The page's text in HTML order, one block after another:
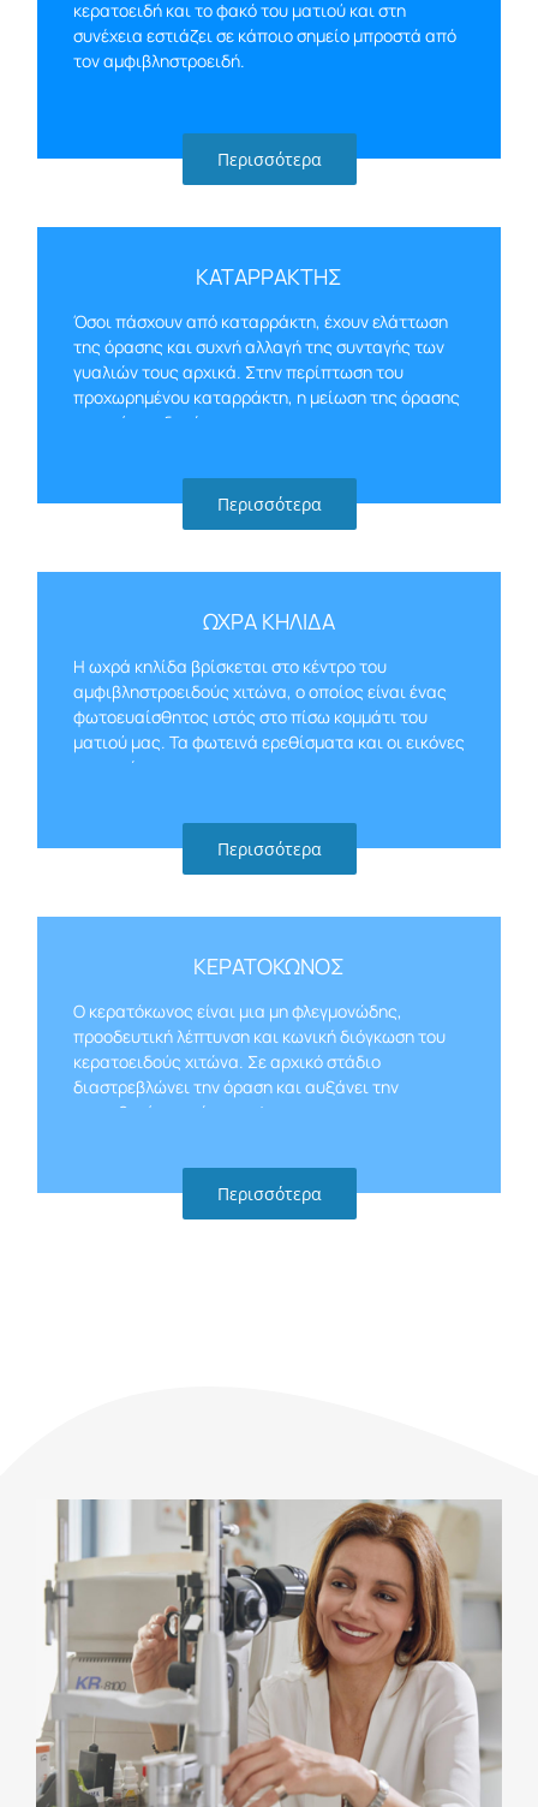
κερατοειδή και το φακό του ματιού και στη
συνέχεια εστιάζει σε κάποιο σημείο μπροστά από
τον αμφιβληστροειδή.
Περισσότερα
ΚΑΤΑΡΡΑΚΤΗΣ
Όσοι πάσχουν από καταρράκτη, έχουν ελάττωση
της όρασης και συχνή αλλαγή της συνταγής των
γυαλιών τους αρχικά. Στην περίπτωση του
προχωρημένου καταρράκτη, η μείωση της όρασης
μπορεί να οδηγήσει…
Περισσότερα
ΩΧΡΑ ΚΗΛΙΔΑ
Η ωχρά κηλίδα βρίσκεται στο κέντρο του
αμφιβληστροειδούς χιτώνα, ο οποίος είναι ένας
φωτοευαίσθητος ιστός στο πίσω κομμάτι του
ματιού μας. Τα φωτεινά ερεθίσματα και οι εικόνες
μετατρέπονται σε…
Περισσότερα
ΚΕΡΑΤΟΚΩΝΟΣ
Ο κερατόκωνος είναι μια μη φλεγμονώδης,
προοδευτική λέπτυνση και κωνική διόγκωση του
κερατοειδούς χιτώνα. Σε αρχικό στάδιο
διαστρεβλώνει την όραση και αυξάνει την
ευαισθησία στο έντονο φως.
Περισσότερα